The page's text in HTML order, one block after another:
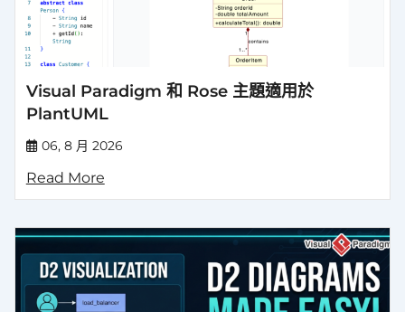
Visual Paradigm 和 Rose 主題適用於
PlantUML
06, 8 月 2026
Read More